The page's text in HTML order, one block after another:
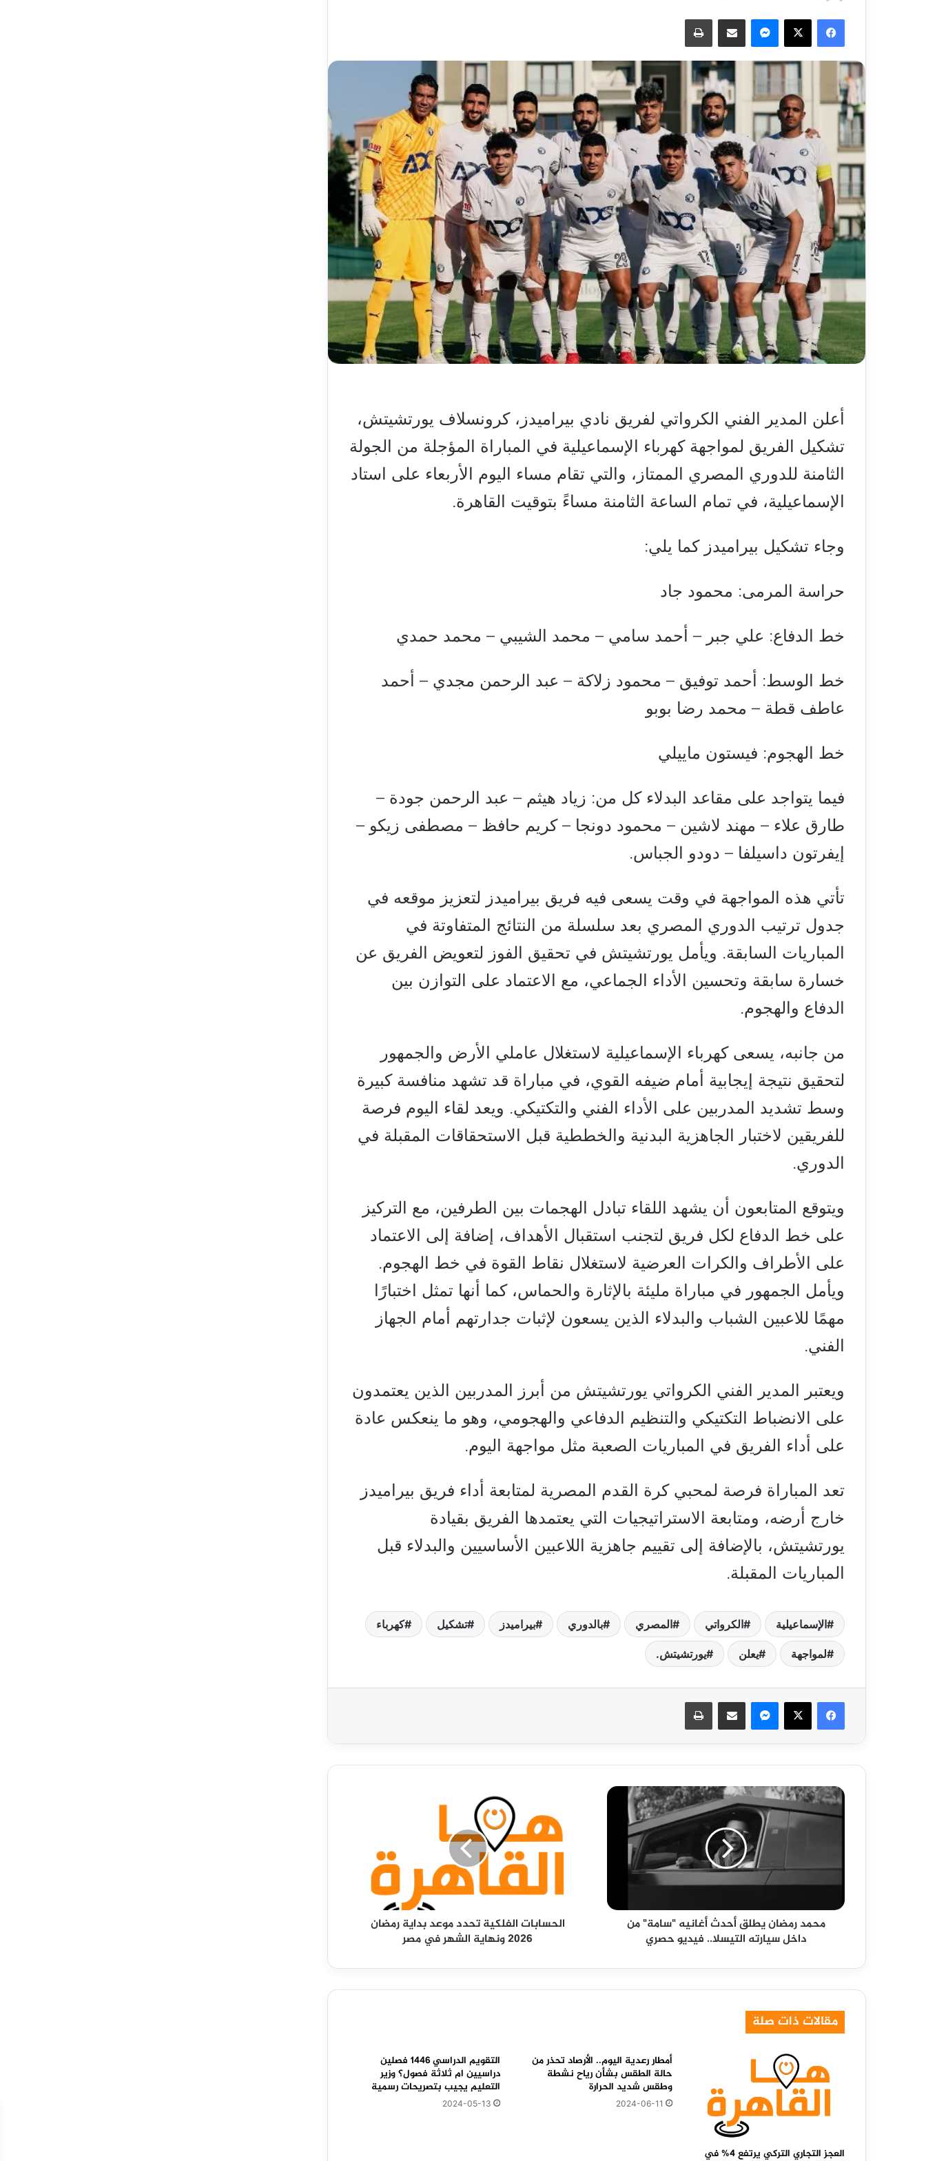
فيسبوك ‫X ماسنجر مشاركة عبر البريد طباعة
أعلن المدير الفني الكرواتي لفريق نادي بيراميدز، كرونسلاف يورتشيتش،
تشكيل الفريق لمواجهة كهرباء الإسماعيلية في المباراة المؤجلة من الجولة
الثامنة للدوري المصري الممتاز، والتي تقام مساء اليوم الأربعاء على استاد
الإسماعيلية، في تمام الساعة الثامنة مساءً بتوقيت القاهرة.
وجاء تشكيل بيراميدز كما يلي:
حراسة المرمى: محمود جاد
خط الدفاع: علي جبر – أحمد سامي – محمد الشيبي – محمد حمدي
خط الوسط: أحمد توفيق – محمود زلاكة – عبد الرحمن مجدي – أحمد
عاطف قطة – محمد رضا بوبو
خط الهجوم: فيستون ماييلي
فيما يتواجد على مقاعد البدلاء كل من: زياد هيثم – عبد الرحمن جودة –
طارق علاء – مهند لاشين – محمود دونجا – كريم حافظ – مصطفى زيكو –
إيفرتون داسيلفا – دودو الجباس.
تأتي هذه المواجهة في وقت يسعى فيه فريق بيراميدز لتعزيز موقعه في
جدول ترتيب الدوري المصري بعد سلسلة من النتائج المتفاوتة في
المباريات السابقة. ويأمل يورتشيتش في تحقيق الفوز لتعويض الفريق عن
خسارة سابقة وتحسين الأداء الجماعي، مع الاعتماد على التوازن بين
الدفاع والهجوم.
من جانبه، يسعى كهرباء الإسماعيلية لاستغلال عاملي الأرض والجمهور
لتحقيق نتيجة إيجابية أمام ضيفه القوي، في مباراة قد تشهد منافسة كبيرة
وسط تشديد المدربين على الأداء الفني والتكتيكي. ويعد لقاء اليوم فرصة
للفريقين لاختبار الجاهزية البدنية والخططية قبل الاستحقاقات المقبلة في
الدوري.
ويتوقع المتابعون أن يشهد اللقاء تبادل الهجمات بين الطرفين، مع التركيز
على خط الدفاع لكل فريق لتجنب استقبال الأهداف، إضافة إلى الاعتماد
على الأطراف والكرات العرضية لاستغلال نقاط القوة في خط الهجوم.
ويأمل الجمهور في مباراة مليئة بالإثارة والحماس، كما أنها تمثل اختبارًا
مهمًا للاعبين الشباب والبدلاء الذين يسعون لإثبات جدارتهم أمام الجهاز
الفني.
ويعتبر المدير الفني الكرواتي يورتشيتش من أبرز المدربين الذين يعتمدون
على الانضباط التكتيكي والتنظيم الدفاعي والهجومي، وهو ما ينعكس عادة
على أداء الفريق في المباريات الصعبة مثل مواجهة اليوم.
تعد المباراة فرصة لمحبي كرة القدم المصرية لمتابعة أداء فريق بيراميدز
خارج أرضه، ومتابعة الاستراتيجيات التي يعتمدها الفريق بقيادة
يورتشيتش، بالإضافة إلى تقييم جاهزية اللاعبين الأساسيين والبدلاء قبل
المباريات المقبلة.
الإسماعيلية الكرواتي المصري بالدوري بيراميدز تشكيل كهرباء
لمواجهة يعلن يورتشيتش.
فيسبوك ‫X ماسنجر مشاركة عبر البريد طباعة
محمد
رمضان
يطلق
سيارته
التيسلا..محمد رمضان يطلق أحدث أغانيه "سامة" من
داخل سيارته التيسلا.. فيديو حصري
الحسابات الفلكية تحدد موعد بداية رمضان
2026 ونهاية الشهر في مصر
مقالات ذات صلة
العجز التجاري التركي يرتفع 4% في
أمطار رعدية اليوم.. الأرصاد تحذر من
حالة الطقس بشأن رياح نشطة
وطقس شديد الحرارة
2024-06-11
التقويم الدراسي 1446 فصلين
دراسيين ام ثلاثة فصول؟ وزير
التعليم يجيب بتصريحات رسمية
2024-05-13